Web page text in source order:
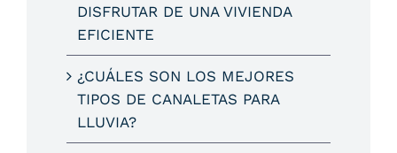
DISFRUTAR DE UNA VIVIENDA
EFICIENTE
¿CUÁLES SON LOS MEJORES
TIPOS DE CANALETAS PARA
LLUVIA?